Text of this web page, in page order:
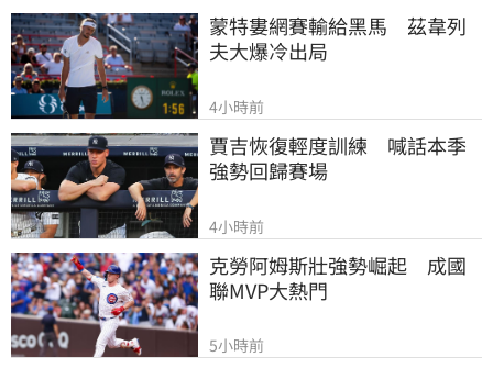
蒙特婁網賽輸給黑馬　茲韋列
夫大爆冷出局
4小時前
賈吉恢復輕度訓練　喊話本季
強勢回歸賽場
4小時前
克勞阿姆斯壯強勢崛起　成國
聯MVP大熱門
5小時前